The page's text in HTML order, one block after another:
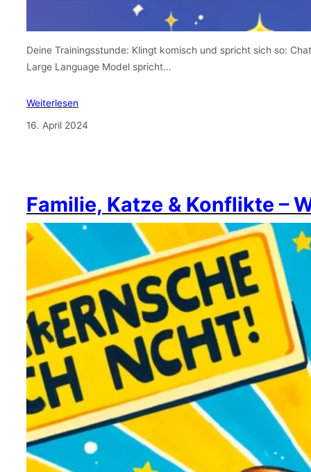
Deine Trainingsstunde: Klingt komisch und spricht sich so:
Large Language Model spricht…
Weiterlesen
16. April 2024
Familie, Katze & Konflikte –